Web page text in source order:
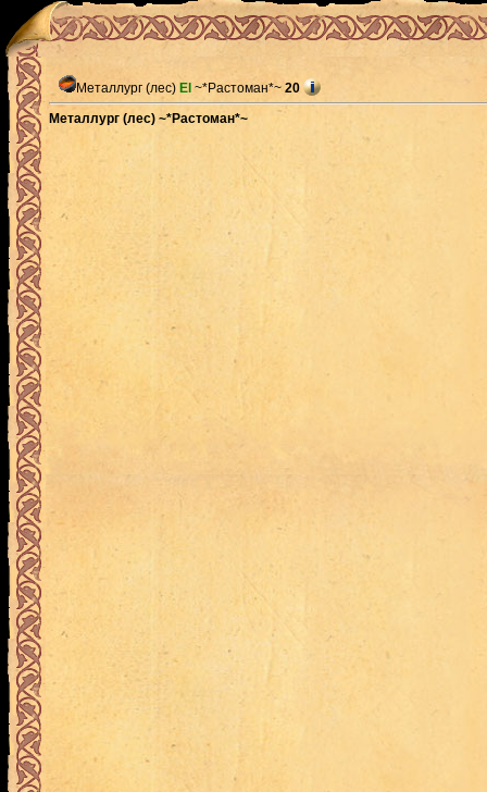
Металлург (лес) El ~*Растоман*~ 20
Металлург (лес) ~*Растоман*~